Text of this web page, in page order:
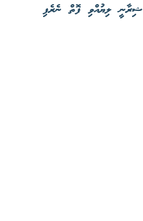
ޝިރާނީ ލިޔުއްވި ފޮތް ނެރެފި